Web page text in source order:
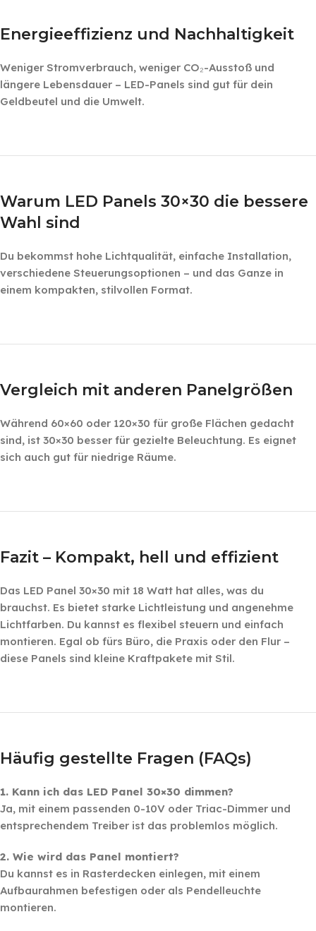
Energieeffizienz und Nachhaltigkeit
Weniger Stromverbrauch, weniger CO₂-Ausstoß und
längere Lebensdauer – LED-Panels sind gut für dein
Geldbeutel und die Umwelt.
Warum LED Panels 30×30 die bessere
Wahl sind
Du bekommst hohe Lichtqualität, einfache Installation,
verschiedene Steuerungsoptionen – und das Ganze in
einem kompakten, stilvollen Format.
Vergleich mit anderen Panelgrößen
Während 60×60 oder 120×30 für große Flächen gedacht
sind, ist 30×30 besser für gezielte Beleuchtung. Es eignet
sich auch gut für niedrige Räume.
Fazit – Kompakt, hell und effizient
Das LED Panel 30×30 mit 18 Watt hat alles, was du
brauchst. Es bietet starke Lichtleistung und angenehme
Lichtfarben. Du kannst es flexibel steuern und einfach
montieren. Egal ob fürs Büro, die Praxis oder den Flur –
diese Panels sind kleine Kraftpakete mit Stil.
Häufig gestellte Fragen (FAQs)
1. Kann ich das LED Panel 30×30 dimmen?
Ja, mit einem passenden 0-10V oder Triac-Dimmer und
entsprechendem Treiber ist das problemlos möglich.
2. Wie wird das Panel montiert?
Du kannst es in Rasterdecken einlegen, mit einem
Aufbaurahmen befestigen oder als Pendelleuchte
montieren.